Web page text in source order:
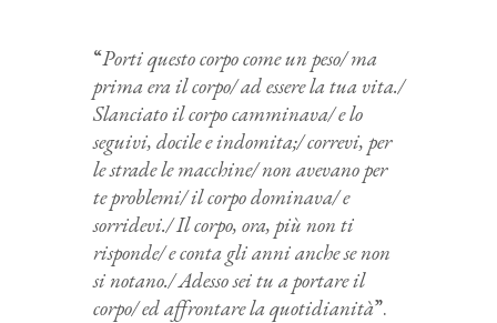
“Porti questo corpo come un peso/ ma
prima era il corpo/ ad essere la tua vita./
Slanciato il corpo camminava/ e lo
seguivi, docile e indomita;/ correvi, per
le strade le macchine/ non avevano per
te problemi/ il corpo dominava/ e
sorridevi./ Il corpo, ora, più non ti
risponde/ e conta gli anni anche se non
si notano./ Adesso sei tu a portare il
corpo/ ed affrontare la quotidianità”.